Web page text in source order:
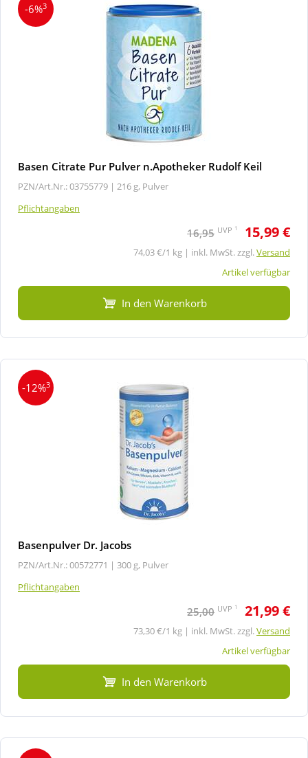
-6%3
Basen Citrate Pur Pulver n.Apotheker Rudolf Keil
PZN/Art.Nr.: 03755779 | 216 g, Pulver
Pflichtangaben
16,95 UVP 1 15,99 €
74,03 €/1 kg | inkl. MwSt. zzgl.Versand
Artikel verfügbar
In den Warenkorb
-12%3
Basenpulver Dr. Jacobs
PZN/Art.Nr.: 00572771 | 300 g, Pulver
Pflichtangaben
25,00 UVP 1 21,99 €
73,30 €/1 kg | inkl. MwSt. zzgl.Versand
Artikel verfügbar
In den Warenkorb